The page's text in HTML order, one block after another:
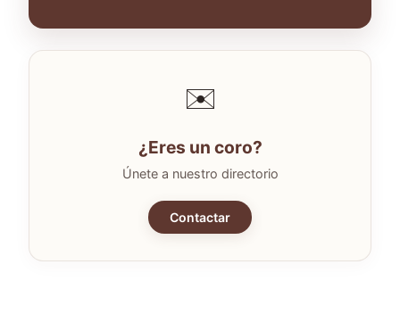
✉️
¿Eres un coro?
Únete a nuestro directorio
Contactar